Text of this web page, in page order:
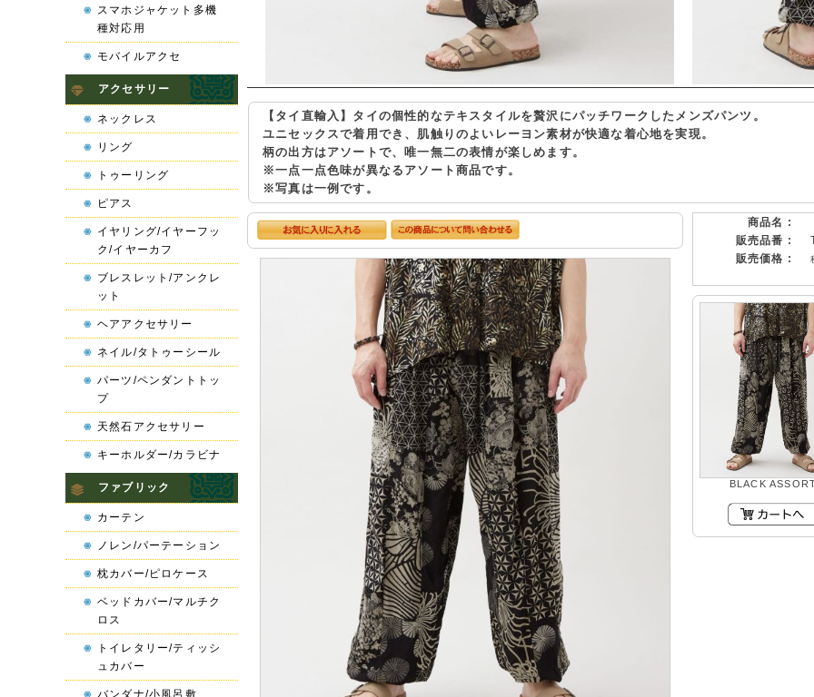
【タイ直輸入】タイの個性的なテキスタイルを贅沢にパッチワークしたメンズパンツ。
ユニセックスで着用でき、肌触りのよいレーヨン素材が快適な着心地を実現。
柄の出方はアソートで、唯一無二の表情が楽しめます。
※一点一点色味が異なるアソート商品です。
※写真は一例です。
商品名 :
販売品番 :
販売価格 :
BLACK
スマホジャケット多機
種対応用
モバイルアクセ
アクセサリー
ネックレス
リング
トゥーリング
ピアス
イヤリング/イヤーフッ
ク/イヤーカフ
ブレスレット/アンクレ
ット
ヘアアクセサリー
ネイル/タトゥーシール
パーツ/ペンダントトッ
プ
天然石アクセサリー
キーホルダー/カラビナ
ファブリック
カーテン
ノレン/パーテーション
枕カバー/ピロケース
ベッドカバー/マルチク
ロス
トイレタリー/ティッシ
ュカバー
バンダナ/小風呂敷